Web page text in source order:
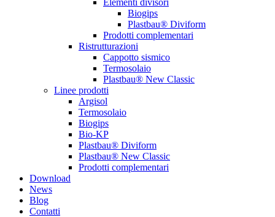
Elementi divisori
Biogips
Plastbau® Diviform
Prodotti complementari
Ristrutturazioni
Cappotto sismico
Termosolaio
Plastbau® New Classic
Linee prodotti
Argisol
Termosolaio
Biogips
Bio-KP
Plastbau® Diviform
Plastbau® New Classic
Prodotti complementari
Download
News
Blog
Contatti